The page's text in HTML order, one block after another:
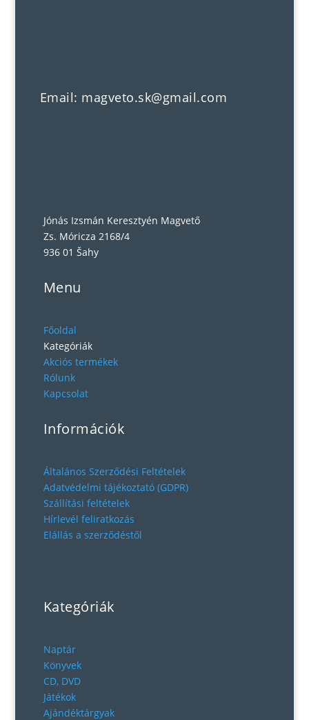
Email: magveto.sk@gmail.com
Jónás Izsmán Keresztyén Magvető
Zs. Móricza 2168/4
936 01 Šahy
Menu
Főoldal
Kategóriák
Akciós termékek
Rólunk
Kapcsolat
Információk
Általános Szerződési Feltételek
Adatvédelmi tájékoztató (GDPR)
Szállítási feltételek
Hírlevél feliratkozás
Elállás a szerződéstől
Kategóriák
Naptár
Könyvek
CD, DVD
Játékok
Ajándéktárgyak